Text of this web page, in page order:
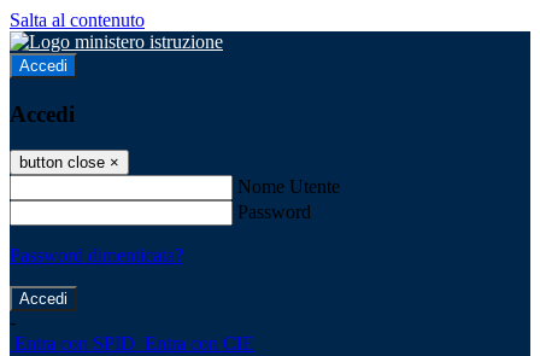
Salta al contenuto
Accedi
Accedi
button close ×
Nome Utente
Password
Password dimenticata?
-
Entra con SPID Entra con CIE